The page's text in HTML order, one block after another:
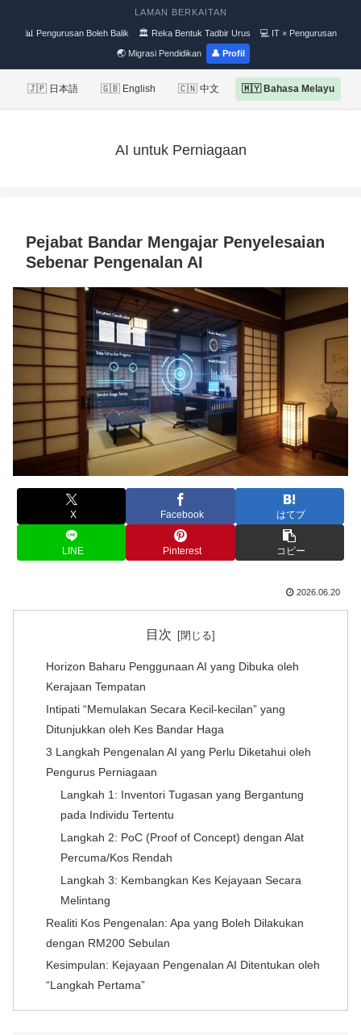
LAMAN BERKAITAN
📊 Pengurusan Boleh Balik 🏛 Reka Bentuk Tadbir Urus 💻 IT × Pengurusan
🌏 Migrasi Pendidikan 👤 Profil
🇯🇵 日本語 🇬🇧 English 🇨🇳 中文 🇲🇾 Bahasa Melayu
AI untuk Perniagaan
Pejabat Bandar Mengajar Penyelesaian
Sebenar Pengenalan AI
X Facebook はてブ
LINE Pinterest コピー
2026.06.20
目次
Horizon Baharu Penggunaan AI yang Dibuka oleh
Kerajaan Tempatan
Intipati “Memulakan Secara Kecil-kecilan” yang
Ditunjukkan oleh Kes Bandar Haga
3 Langkah Pengenalan AI yang Perlu Diketahui oleh
Pengurus Perniagaan
Langkah 1: Inventori Tugasan yang Bergantung
pada Individu Tertentu
Langkah 2: PoC (Proof of Concept) dengan Alat
Percuma/Kos Rendah
Langkah 3: Kembangkan Kes Kejayaan Secara
Melintang
Realiti Kos Pengenalan: Apa yang Boleh Dilakukan
dengan RM200 Sebulan
Kesimpulan: Kejayaan Pengenalan AI Ditentukan oleh
“Langkah Pertama”